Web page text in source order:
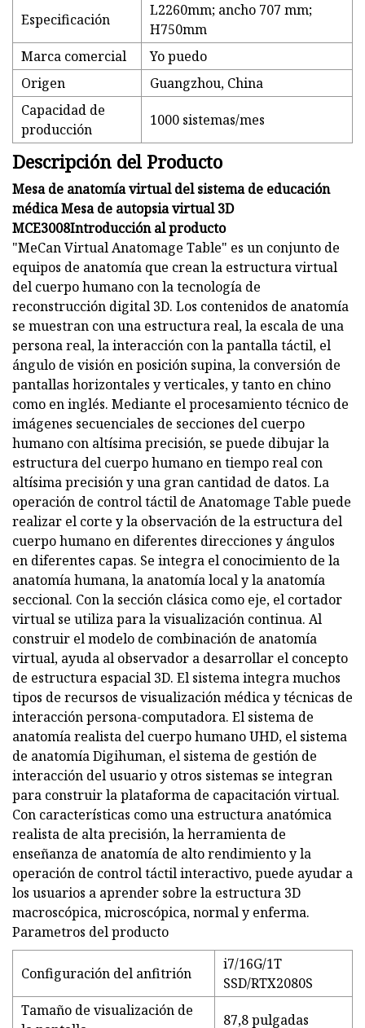
Especificación
L2260mm; ancho 707 mm;
H750mm
Marca comercial
Yo puedo
Origen
Guangzhou, China
Capacidad de
producción
1000 sistemas/mes
Descripción del Producto
Mesa de anatomía virtual del sistema de educación
médica Mesa de autopsia virtual 3D
MCE3008Introducción al producto
"MeCan Virtual Anatomage Table" es un conjunto de
equipos de anatomía que crean la estructura virtual
del cuerpo humano con la tecnología de
reconstrucción digital 3D. Los contenidos de anatomía
se muestran con una estructura real, la escala de una
persona real, la interacción con la pantalla táctil, el
ángulo de visión en posición supina, la conversión de
pantallas horizontales y verticales, y tanto en chino
como en inglés. Mediante el procesamiento técnico de
imágenes secuenciales de secciones del cuerpo
humano con altísima precisión, se puede dibujar la
estructura del cuerpo humano en tiempo real con
altísima precisión y una gran cantidad de datos. La
operación de control táctil de Anatomage Table puede
realizar el corte y la observación de la estructura del
cuerpo humano en diferentes direcciones y ángulos
en diferentes capas. Se integra el conocimiento de la
anatomía humana, la anatomía local y la anatomía
seccional. Con la sección clásica como eje, el cortador
virtual se utiliza para la visualización continua. Al
construir el modelo de combinación de anatomía
virtual, ayuda al observador a desarrollar el concepto
de estructura espacial 3D. El sistema integra muchos
tipos de recursos de visualización médica y técnicas de
interacción persona-computadora. El sistema de
anatomía realista del cuerpo humano UHD, el sistema
de anatomía Digihuman, el sistema de gestión de
interacción del usuario y otros sistemas se integran
para construir la plataforma de capacitación virtual.
Con características como una estructura anatómica
realista de alta precisión, la herramienta de
enseñanza de anatomía de alto rendimiento y la
operación de control táctil interactivo, puede ayudar a
los usuarios a aprender sobre la estructura 3D
macroscópica, microscópica, normal y enferma.
Parametros del producto
Configuración del anfitrión
i7/16G/1T
SSD/RTX2080S
Tamaño de visualización de
87,8 pulgadas